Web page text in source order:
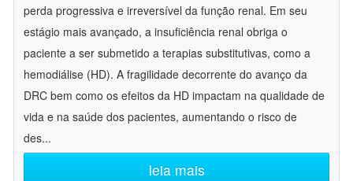
perda progressiva e irreversível da função renal. Em seu
estágio mais avançado, a insuficiência renal obriga o
paciente a ser submetido a terapias substitutivas, como a
hemodiálise (HD). A fragilidade decorrente do avanço da
DRC bem como os efeitos da HD impactam na qualidade de
vida e na saúde dos pacientes, aumentando o risco de
des...
leia mais